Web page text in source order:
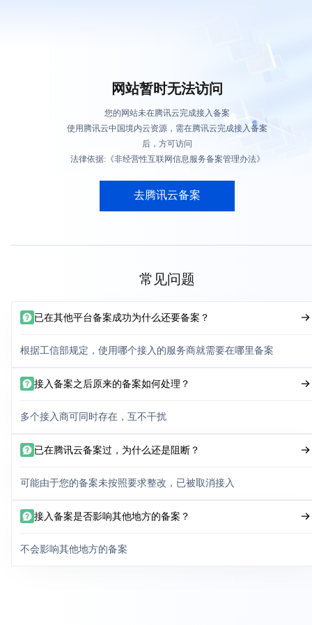
网站暂时无法访问
您的网站未在腾讯云完成接入备案
使用腾讯云中国境内云资源，需在腾讯云完成接入备案
后，方可访问
法律依据:《非经营性互联网信息服务备案管理办法》
去腾讯云备案
常见问题
已在其他平台备案成功为什么还要备案？
根据工信部规定，使用哪个接入的服务商就需要在哪里备案
接入备案之后原来的备案如何处理？
多个接入商可同时存在，互不干扰
已在腾讯云备案过，为什么还是阻断？
可能由于您的备案未按照要求整改，已被取消接入
接入备案是否影响其他地方的备案？
不会影响其他地方的备案